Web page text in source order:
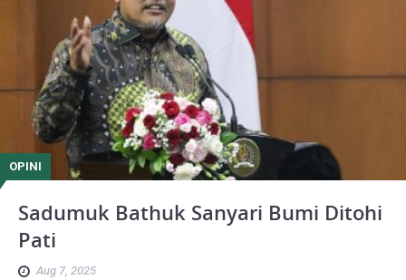
OPINI
Sadumuk Bathuk Sanyari Bumi Ditohi
Pati
Aug 7, 2025